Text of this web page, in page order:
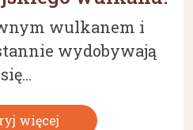
wulkanem i
wydobywają
się...
więcej